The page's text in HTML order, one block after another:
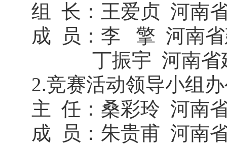
组 长：王爱贞 河南
成 员：李 擎 河南省
丁振宇 河南省
2.竞赛活动领导小组
主 任：桑彩玲 河南
成 员：朱贵甫 河南